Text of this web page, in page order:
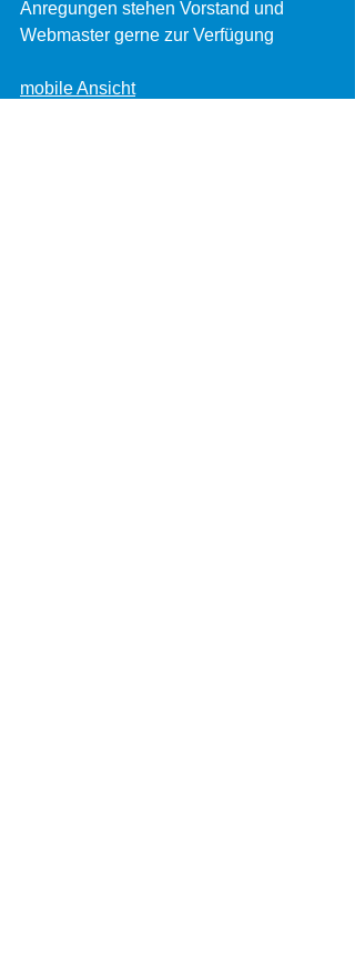
Anregungen stehen Vorstand und
Webmaster gerne zur Verfügung
mobile Ansicht